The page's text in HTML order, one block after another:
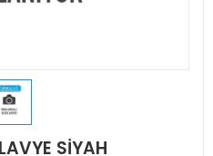
SİYAH